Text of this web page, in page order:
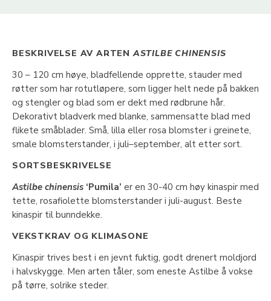
BESKRIVELSE AV ARTENASTILBE CHINENSIS
30 – 120 cm høye, bladfellende opprette, stauder med
røtter som har rotutløpere, som ligger helt nede på bakken
og stengler og blad som er dekt med rødbrune hår.
Dekorativt bladverk med blanke, sammensatte blad med
flikete småblader. Små, lilla eller rosa blomster i greinete,
smale blomsterstander, i juli–september, alt etter sort.
SORTSBESKRIVELSE
Astilbe chinensis ‘Pumila’ er en 30-40 cm høy kinaspir med
tette, rosafiolette blomsterstander i juli-august. Beste
kinaspir til bunndekke.
VEKSTKRAV OG KLIMASONE
Kinaspir trives best i en jevnt fuktig, godt drenert moldjord
i halvskygge. Men arten tåler, som eneste Astilbe å vokse
på tørre, solrike steder.